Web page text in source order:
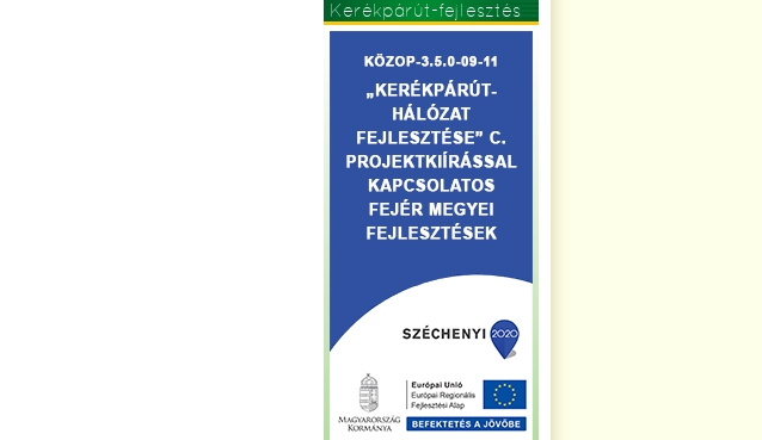
Kerékpárút-fejlesztés